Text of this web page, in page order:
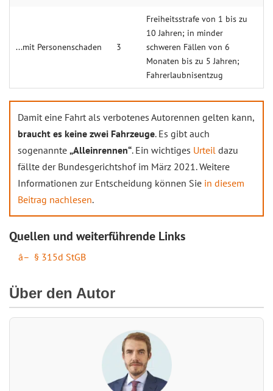
...mit Personen­schaden 3
Freiheitsstrafe von 1 bis zu
10 Jahren; in minder
schweren Fällen von 6
Monaten bis zu 5 Jahren;
Fahrerlaubnisentzug
Damit eine Fahrt als verbotenes Autorennen gelten kann,
braucht es keine zwei Fahrzeuge. Es gibt auch
sogenannte „Alleinrennen“. Ein wichtiges Urteil dazu
fällte der Bundesgerichtshof im März 2021. Weitere
Informationen zur Entscheidung können Sie in diesem
Beitrag nachlesen.
Quellen und weiterführende Links
§ 315d StGB
Über den Autor